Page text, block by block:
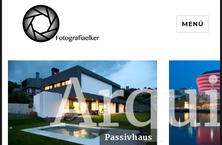
Fotografía Elker
MENÚ
Passivhaus